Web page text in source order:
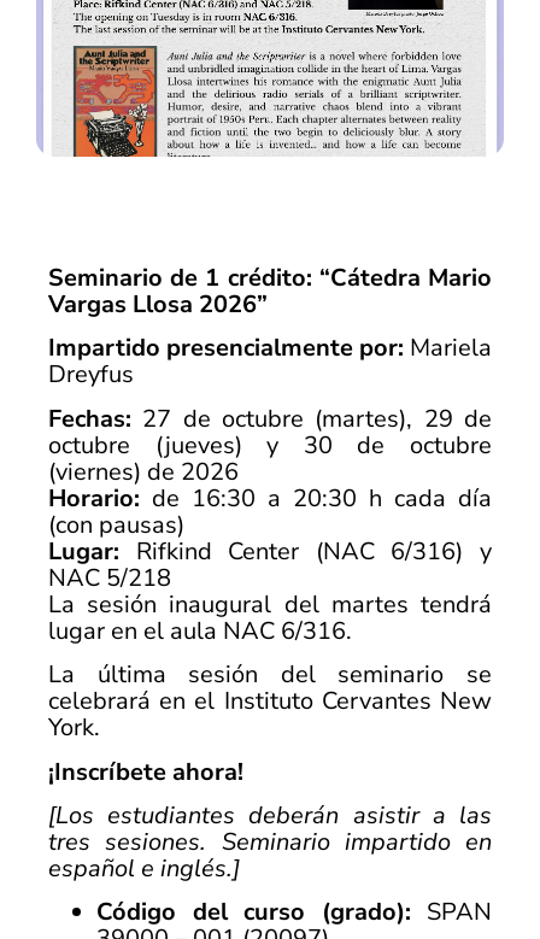
Seminario de 1 crédito: “Cátedra Mario
Vargas Llosa 2026”
Impartido presencialmente por: Mariela
Dreyfus
Fechas: 27 de octubre (martes), 29 de
octubre (jueves) y 30 de octubre
(viernes) de 2026
Horario: de 16:30 a 20:30 h cada día
(con pausas)
Lugar: Rifkind Center (NAC 6/316) y
NAC 5/218
La sesión inaugural del martes tendrá
lugar en el aula NAC 6/316.
La última sesión del seminario se
celebrará en el Instituto Cervantes New
York.
¡Inscríbete ahora!
[Los estudiantes deberán asistir a las
tres sesiones. Seminario impartido en
español e inglés.]
Código del curso (grado): SPAN